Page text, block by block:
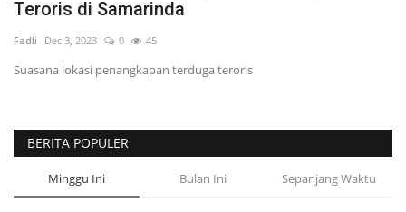
Teroris di Samarinda
Fadli Dec 3, 2023 0 45
Suasana lokasi penangkapan terduga teroris
BERITA POPULER
Minggu Ini Bulan Ini Sepanjang Waktu